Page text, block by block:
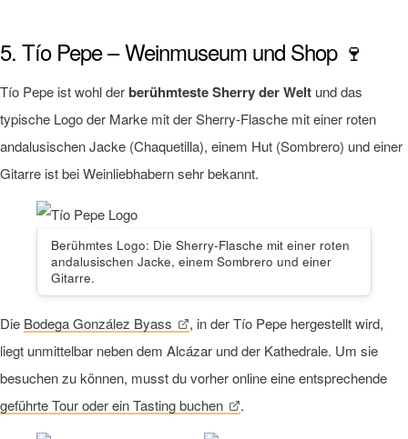
5. Tío Pepe – Weinmuseum und Shop 🍷
Tío Pepe ist wohl derberühmteste Sherry der Welt und das
typische Logo der Marke mit der Sherry-Flasche mit einer roten
andalusischen Jacke (Chaquetilla), einem Hut (Sombrero) und einer
Gitarre ist bei Weinliebhabern sehr bekannt.
Berühmtes Logo: Die Sherry-Flasche mit einer roten
andalusischen Jacke, einem Sombrero und einer
Gitarre.
Die Bodega González Byass
, in der Tío Pepe hergestellt wird,
liegt unmittelbar neben dem Alcázar und der Kathedrale. Um sie
besuchen zu können, musst du vorher online eine entsprechende
geführte Tour oder ein Tasting buchen
.